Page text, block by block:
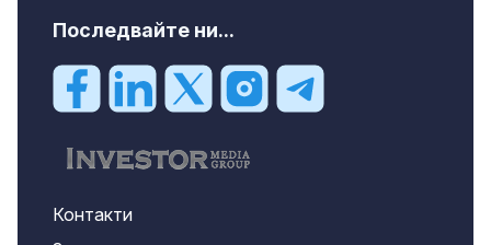
Последвайте ни...
Контакти